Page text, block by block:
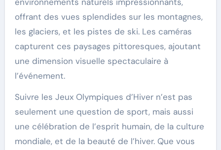
offrant des vues splendides sur les montagnes,
les glaciers, et les pistes de ski. Les caméras
capturent ces paysages pittoresques, ajoutant
une dimension visuelle spectaculaire à
l’événement.
Suivre les Jeux Olympiques d’Hiver n’est pas
seulement une question de sport, mais aussi
une célébration de l’esprit humain, de la culture
mondiale, et de la beauté de l’hiver. Que vous